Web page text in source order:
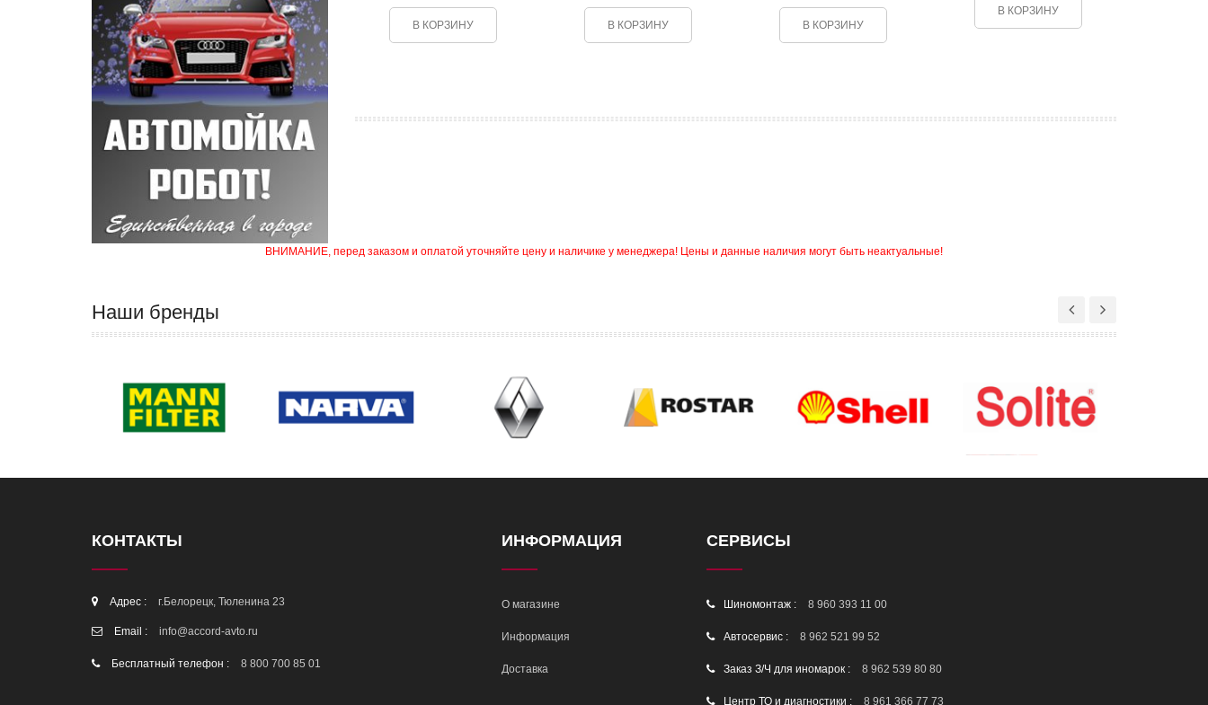
В КОРЗИНУ В КОРЗИНУ В КОРЗИНУ
В КОРЗИНУ
ВНИМАНИЕ, перед заказом и оплатой уточняйте цену и наличике у менеджера! Цены и данные наличия могут быть неактуальные!
Наши бренды
КОНТАКТЫ
Адрес : г.Белорецк, Тюленина 23
Email : info@accord-avto.ru
Бесплатный телефон : 8 800 700 85 01
ИНФОРМАЦИЯ
О магазине
Информация
Доставка
СЕРВИСЫ
Шиномонтаж : 8 960 393 11 00
Автосервис : 8 962 521 99 52
Заказ З/Ч для иномарок : 8 962 539 80 80
Центр ТО и диагностики : 8 961 366 77 73